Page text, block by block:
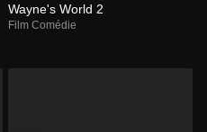
Wayne's World 2
Film Comédie